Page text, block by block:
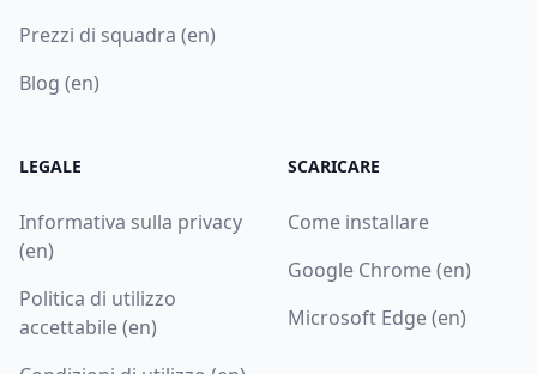
Prezzi di squadra (en)
Blog (en)
LEGALE
Informativa sulla privacy
(en)
Politica di utilizzo
accettabile (en)
SCARICARE
Come installare
Google Chrome (en)
Microsoft Edge (en)